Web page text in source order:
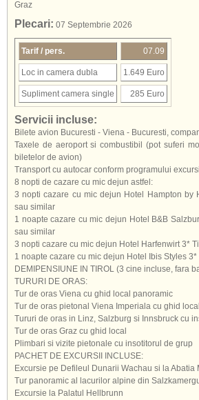
Graz
Plecari: 07 Septembrie 2026
Tarif / pers. 07.09
Loc in camera dubla 1.649 Euro
Supliment camera single 285 Euro
Servicii incluse:
Bilete avion Bucuresti - Viena - Bucuresti,
Taxele de aeroport si combustibil (pot suferi
biletelor de avion)
Transport cu autocar conform programului
8 nopti de cazare cu mic dejun astfel:
3 nopti cazare cu mic dejun Hotel Hampton by
sau similar
1 noapte cazare cu mic dejun Hotel B&B
sau similar
3 nopti cazare cu mic dejun Hotel Harfenwirt 3*
1 noapte cazare cu mic dejun Hotel Ibis Styles
DEMIPENSIUNE IN TIROL (3 cine incluse, fara
TURURI DE ORAS:
Tur de oras Viena cu ghid local panoramic
Tur de oras pietonal Viena Imperiala cu ghid local
Tururi de oras in Linz, Salzburg si Innsbruck cu
Tur de oras Graz cu ghid local
Plimbari si vizite pietonale cu insotitorul de grup
PACHET DE EXCURSII INCLUSE:
Excursie pe Defileul Dunarii Wachau si la Abatia
Tur panoramic al lacurilor alpine din
Excursie la Palatul Hellbrunn